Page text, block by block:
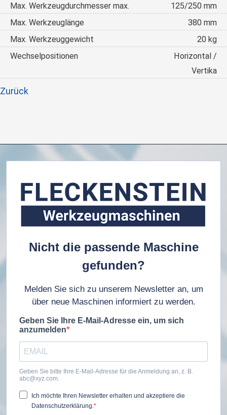
Max. Werkzeugdurchmesser max.
125/250 mm
Max. Werkzeuglänge
380 mm
Max. Werkzeuggewicht
20 kg
Wechselpositionen
Horizontal /
Vertika
Zurück
Nicht die passende Maschine
gefunden?
Melden Sie sich zu unserem Newsletter an, um
über neue Maschinen informiert zu werden.
Geben Sie Ihre E-Mail-Adresse ein, um sich
anzumelden
Geben Sie bitte Ihre E-Mail-Adresse für die Anmeldung an, z. B.
abc@xyz.com.
Ich möchte Ihren Newsletter erhalten und akzeptiere die
Datenschutzerklärung.